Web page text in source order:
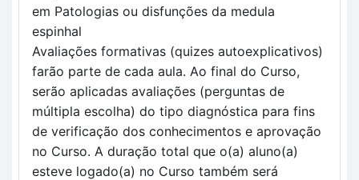
em Patologias ou disfunções da medula
espinhal
Avaliações formativas (quizes autoexplicativos)
farão parte de cada aula. Ao final do Curso,
serão aplicadas avaliações (perguntas de
múltipla escolha) do tipo diagnóstica para fins
de verificação dos conhecimentos e aprovação
no Curso. A duração total que o(a) aluno(a)
esteve logado(a) no Curso também será